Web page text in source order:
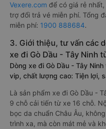
Vexere.com để có giá rẻ
trợ đổi trả vé miễn phí. Tổng
miễn phí: 1900 888684.
3. Giới thiệu, tư vấn các
xe đi Gò Dầu - Tây Ninh
Dòng xe đi Gò Dầu - Tây
vip, chất lượng cao: Tiện lợi,
Là sản phẩm xe đi Gò Dầu -
9 chỗ cải tiến từ xe 16 chỗ.
bọc da chuẩn Châu Âu,
trình xa, mà còn mát mẻ và